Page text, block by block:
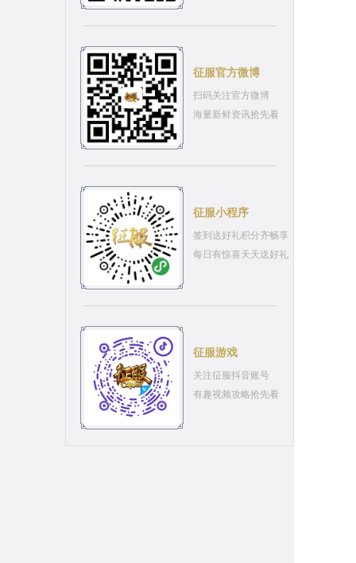
征服官方微博
扫码关注官方微博
海量新鲜资讯抢先看
征服小程序
签到送好礼积分齐畅享
每日有惊喜天天送好礼
征服游戏
关注征服抖音账号
有趣视频攻略抢先看